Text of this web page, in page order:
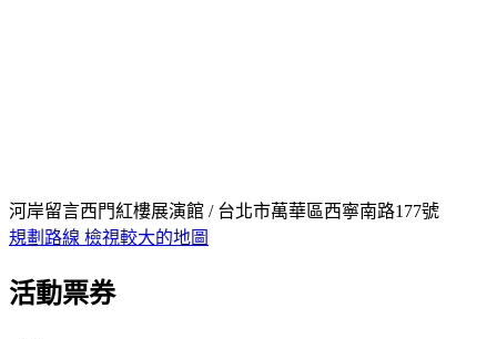
河岸留言西門紅樓展演館 / 台北市萬華區西寧南路177號
規劃路線 檢視較大的地圖
活動票券